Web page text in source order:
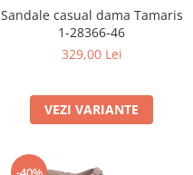
Sandale casual dama Tamaris
1-28366-46
329,00 Lei
VEZI VARIANTE